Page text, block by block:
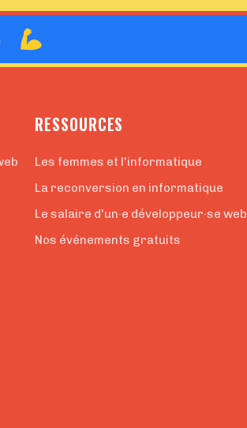
RESSOURCES
Les femmes et l'informatique
La reconversion en informatique
Le salaire d'un·e développeur·se web
Nos événements gratuits